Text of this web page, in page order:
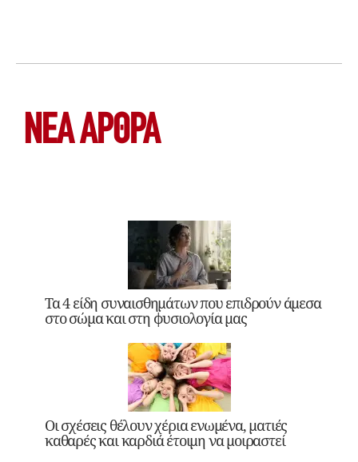
ΝΕΑ ΆΡΘΡΑ
Τα 4 είδη συναισθημάτων που επιδρούν άμεσα
στο σώμα και στη φυσιολογία μας
Οι σχέσεις θέλουν χέρια ενωμένα, ματιές
καθαρές και καρδιά έτοιμη να μοιραστεί